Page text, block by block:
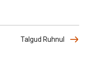
Talgud Ruhnul